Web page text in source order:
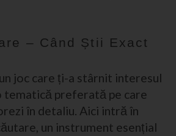
– Când Știi Exact
joc care ți-a stârnit interesul
tematică preferată pe care
în detaliu. Aici intră în
un instrument esențial